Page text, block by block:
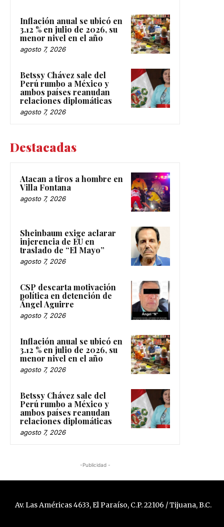
Inflación anual se ubicó en
3.12 % en julio de 2026, su
menor nivel en el año
agosto 7, 2026
Betssy Chávez sale del
Perú rumbo a México y
ambos países reanudan
relaciones diplomáticas
agosto 7, 2026
Destacadas
Atacan a tiros a hombre en
Villa Fontana
agosto 7, 2026
Sheinbaum exige aclarar
injerencia de EU en
traslado de “El Mayo”
agosto 7, 2026
CSP descarta motivación
política en detención de
Ángel Aguirre
agosto 7, 2026
Inflación anual se ubicó en
3.12 % en julio de 2026, su
menor nivel en el año
agosto 7, 2026
Betssy Chávez sale del
Perú rumbo a México y
ambos países reanudan
relaciones diplomáticas
agosto 7, 2026
-Publicidad -
Av. Las Américas 4633, El Paraíso, C.P. 22106 / Tijuana, B.C.